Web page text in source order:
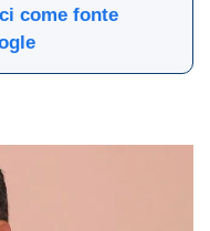
come fonte